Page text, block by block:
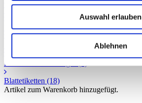
Auswahl erlauben
Ablehnen
Faltkartons(7)
Drucksachen/Sonstiges
Blattetiketten (18)
Artikel zum Warenkorb hinzugefügt.